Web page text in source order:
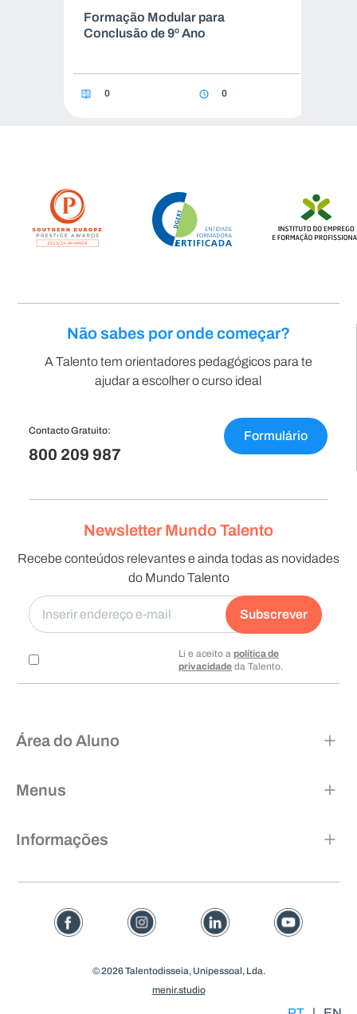
Formação Modular para
Conclusão de 9º Ano
0 0
Não sabes por onde começar?
A Talento tem orientadores pedagógicos para te
ajudar a escolher o curso ideal
Contacto Gratuito:
800 209 987
Formulário
Newsletter Mundo Talento
Recebe conteúdos relevantes e ainda todas as novidades
do Mundo Talento
Li e aceito a política de
privacidade da Talento.
Subscrever
Área do Aluno
Menus
Informações
© 2026 Talentodisseia, Unipessoal, Lda.
menir.studio